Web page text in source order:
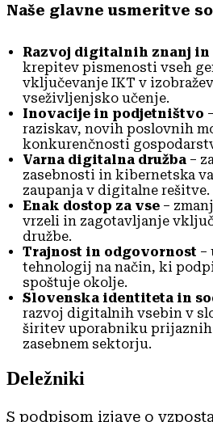
Naše glavne usmeritve
Razvoj digitalnih znanj in
krepitev pismenosti vseh
vključevanje IKT v
vseživljenjsko učenje.
Inovacije in podjetništvo
raziskav, novih poslovnih
konkurenčnosti
Varna digitalna družba –
zasebnosti in kibernetska
zaupanja v digitalne rešitve.
Enak dostop za vse –
vrzeli in zagotavljanje
družbe.
Trajnost in odgovornost –
tehnologij na način, ki
spoštuje okolje.
Slovenska identiteta in
razvoj digitalnih vsebin v
širitev uporabniku
zasebnem sektorju.
Deležniki
S podpisom izjave o